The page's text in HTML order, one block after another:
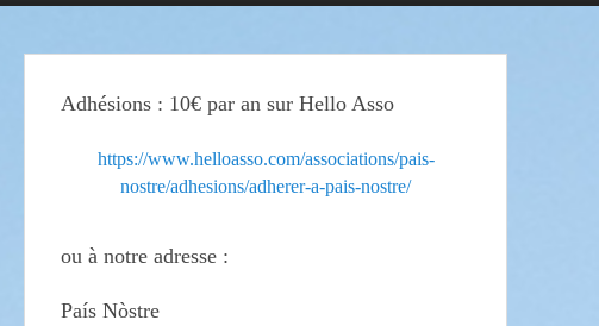
Adhésions : 10€ par an sur Hello Asso
https://www.helloasso.com/associations/pais-
nostre/adhesions/adherer-a-pais-nostre/
ou à notre adresse :
País Nòstre